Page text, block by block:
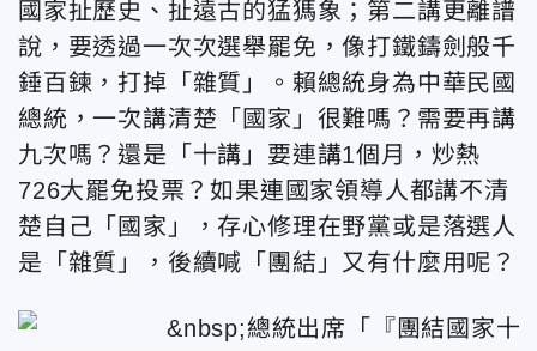
國家扯歷史、扯遠古的猛獁象；第二講更離譜
說，要透過一次次選舉罷免，像打鐵鑄劍般千
錘百鍊，打掉「雜質」。賴總統身為中華民國
總統，一次講清楚「國家」很難嗎？需要再講
九次嗎？還是「十講」要連講1個月，炒熱
726大罷免投票？如果連國家領導人都講不清
楚自己「國家」，存心修理在野黨或是落選人
是「雜質」，後續喊「團結」又有什麼用呢？